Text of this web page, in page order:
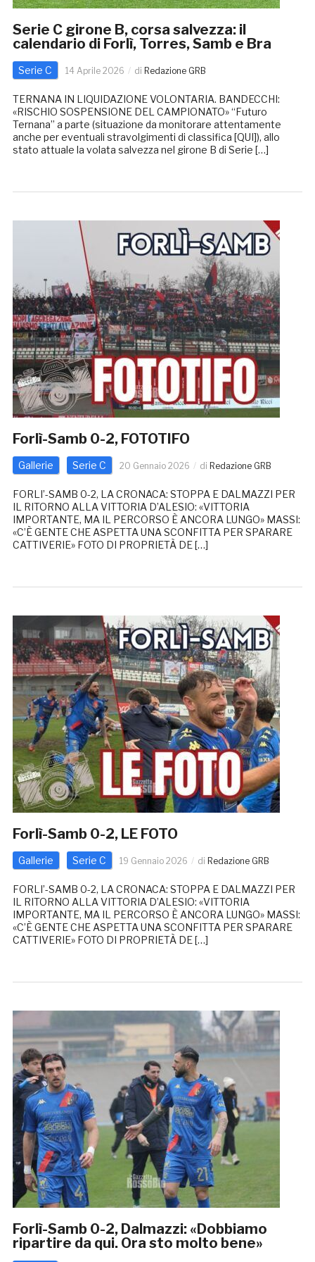
Serie C girone B, corsa salvezza: il
calendario di Forlì, Torres, Samb e Bra
Serie C 14 Aprile 2026 di Redazione GRB
TERNANA IN LIQUIDAZIONE VOLONTARIA. BANDECCHI:
«RISCHIO SOSPENSIONE DEL CAMPIONATO» “Futuro
Ternana” a parte (situazione da monitorare attentamente
anche per eventuali stravolgimenti di classifica [QUI]), allo
stato attuale la volata salvezza nel girone B di Serie […]
Forlì-Samb 0-2, FOTOTIFO
Gallerie Serie C 20 Gennaio 2026 di Redazione GRB
FORLI’-SAMB 0-2, LA CRONACA: STOPPA E DALMAZZI PER
IL RITORNO ALLA VITTORIA D’ALESIO: «VITTORIA
IMPORTANTE, MA IL PERCORSO È ANCORA LUNGO» MASSI:
«C’È GENTE CHE ASPETTA UNA SCONFITTA PER SPARARE
CATTIVERIE» FOTO DI PROPRIETÀ DE […]
Forlì-Samb 0-2, LE FOTO
Gallerie Serie C 19 Gennaio 2026 di Redazione GRB
FORLI’-SAMB 0-2, LA CRONACA: STOPPA E DALMAZZI PER
IL RITORNO ALLA VITTORIA D’ALESIO: «VITTORIA
IMPORTANTE, MA IL PERCORSO È ANCORA LUNGO» MASSI:
«C’È GENTE CHE ASPETTA UNA SCONFITTA PER SPARARE
CATTIVERIE» FOTO DI PROPRIETÀ DE […]
Forlì-Samb 0-2, Dalmazzi: «Dobbiamo
ripartire da qui. Ora sto molto bene»